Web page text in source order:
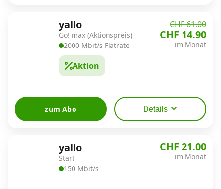
AGB·Impressum
yallo
Go! max (Aktionspreis)
2000 Mbit/s Flatrate
Aktion
CHF 61.00
CHF 14.90
im Monat
zum Abo Details
yallo
Start
150 Mbit/s
CHF 21.00
im Monat